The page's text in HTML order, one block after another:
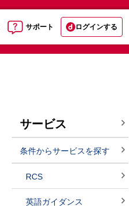
サポート ログインする
サービス
条件からサービスを探す
RCS
英語ガイダンス